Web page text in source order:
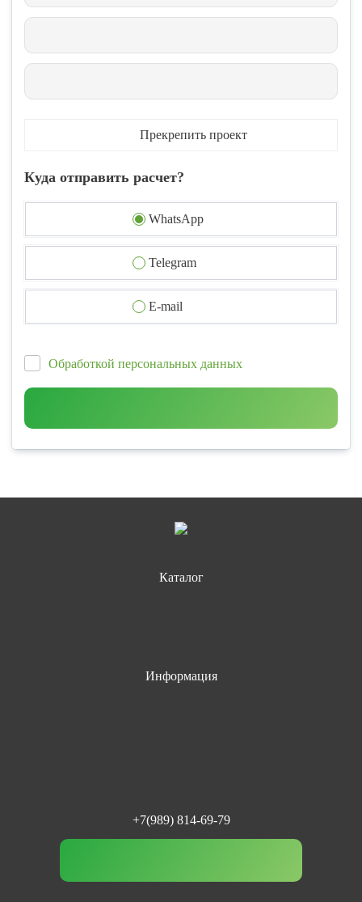
Прекрепить проект
Куда отправить расчет?
WhatsApp
Telegram
E-mail
Обработкой персональных данных
Каталог
Информация
+7(989) 814-69-79